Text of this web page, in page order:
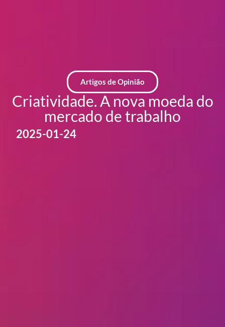
Artigos de Opinião
Criatividade. A nova moeda do
mercado de trabalho
2025-01-24